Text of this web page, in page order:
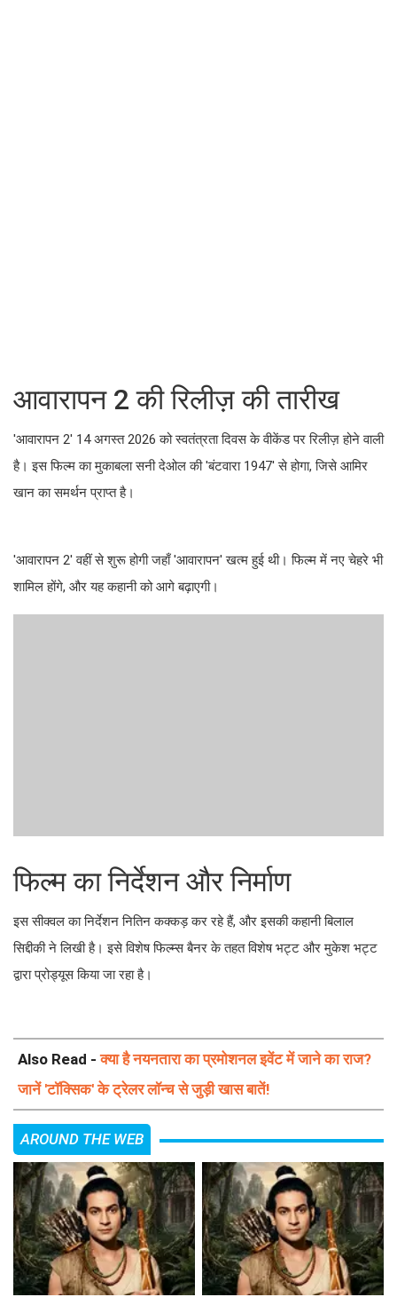
आवारापन 2 की रिलीज़ की तारीख
'आवारापन 2' 14 अगस्त 2026 को स्वतंत्रता दिवस के वीकेंड पर रिलीज़ होने वाली
है। इस फिल्म का मुकाबला सनी देओल की 'बंटवारा 1947' से होगा, जिसे आमिर
खान का समर्थन प्राप्त है।
'आवारापन 2' वहीं से शुरू होगी जहाँ 'आवारापन' खत्म हुई थी। फिल्म में नए चेहरे भी
शामिल होंगे, और यह कहानी को आगे बढ़ाएगी।
फिल्म का निर्देशन और निर्माण
इस सीक्वल का निर्देशन नितिन कक्कड़ कर रहे हैं, और इसकी कहानी बिलाल
सिद्दीकी ने लिखी है। इसे विशेष फिल्म्स बैनर के तहत विशेष भट्ट और मुकेश भट्ट
द्वारा प्रोड्यूस किया जा रहा है।
Also Read -क्या है नयनतारा का प्रमोशनल इवेंट में जाने का राज?
जानें 'टॉक्सिक' के ट्रेलर लॉन्च से जुड़ी खास बातें!
AROUND THE WEB